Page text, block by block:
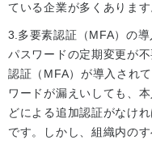
ている企業が多くあります
多要素認証（MFA）の
パスワードの定期変更が
認証（MFA）が導入され
ワードが漏えいしても、
どによる追加認証がなけ
です。しかし、組織内の